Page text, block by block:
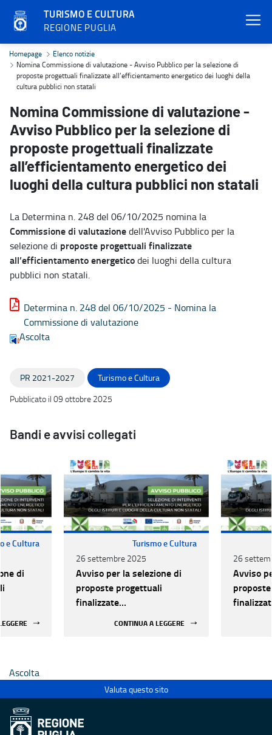
TURISMO E CULTURA
REGIONE PUGLIA
Nomina Commissione di valutazione - Avviso Pubblico per la
Homepage
Elenco notizie
Nomina Commissione di valutazione - Avviso Pubblico per la selezione di
proposte progettuali finalizzate all’efficientamento energetico dei luoghi della
cultura pubblici non statali
Nomina Commissione di valutazione -
Avviso Pubblico per la selezione di
proposte progettuali finalizzate
all’efficientamento energetico dei
luoghi della cultura pubblici non statali
La Determina n. 248 del 06/10/2025 nomina la
Commissione di valutazionedell'Avviso Pubblico per la
selezione di proposte progettuali finalizzate
all’efficientamento energeticodei luoghi della cultura
pubblici non statali.
Determina n. 248 del 06/10/2025 - Nomina la
Commissione di valutazione
Ascolta
PR 2021-2027
Turismo e Cultura
Pubblicato il 09 ottobre 2025
Bandi e avvisi collegati
e Cultura
di
Turismo e Cultura
26 settembre 2025
Avviso per la selezione di
proposte progettuali
finalizzate
CONTINUA A LEGGERE
26
Avviso
Ascolta
Valuta questo sito